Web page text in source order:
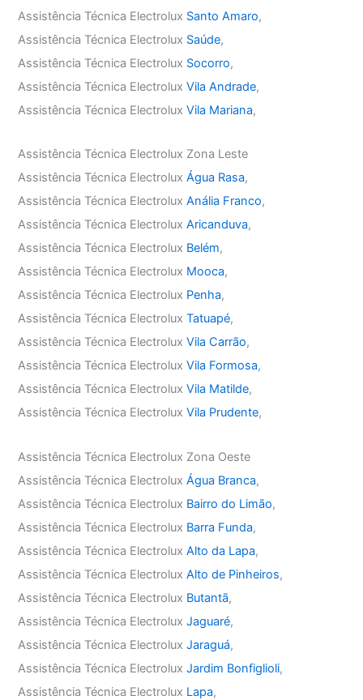
Assistência Técnica Electrolux Santo Amaro,
Assistência Técnica Electrolux Saúde,
Assistência Técnica Electrolux Socorro,
Assistência Técnica ElectroluxVila Andrade,
Assistência Técnica ElectroluxVila Mariana,
Assistência Técnica Electrolux Zona Leste
Assistência Técnica ElectroluxÁgua Rasa,
Assistência Técnica ElectroluxAnália Franco,
Assistência Técnica ElectroluxAricanduva,
Assistência Técnica Electrolux Belém,
Assistência Técnica Electrolux Mooca,
Assistência Técnica Electrolux Penha,
Assistência Técnica ElectroluxTatuapé,
Assistência Técnica ElectroluxVila Carrão,
Assistência Técnica ElectroluxVila Formosa,
Assistência Técnica ElectroluxVila Matilde,
Assistência Técnica ElectroluxVila Prudente,
Assistência Técnica Electrolux Zona Oeste
Assistência Técnica ElectroluxÁgua Branca,
Assistência Técnica Electrolux Bairro do Limão,
Assistência Técnica Electrolux Barra Funda,
Assistência Técnica ElectroluxAlto da Lapa,
Assistência Técnica ElectroluxAlto de Pinheiros,
Assistência Técnica Electrolux Butantã,
Assistência Técnica ElectroluxJaguaré,
Assistência Técnica ElectroluxJaraguá,
Assistência Técnica ElectroluxJardim Bonfiglioli,
Assistência Técnica Electrolux Lapa,